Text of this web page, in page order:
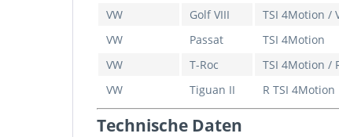
VW
Golf VIII TSI 4Motion /
VW
Passat TSI 4Motion
VW
T-Roc TSI 4Motion /
VW
Tiguan II R TSI 4Motion
Technische Daten